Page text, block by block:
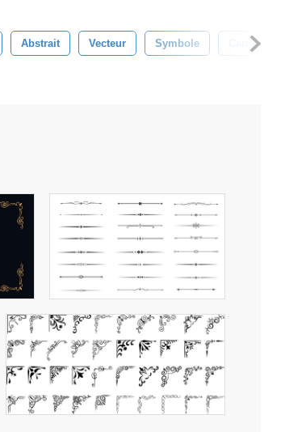
Abstrait Vecteur Symbole Carte